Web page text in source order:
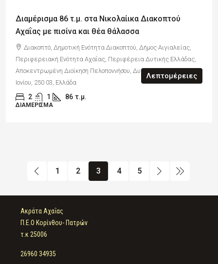
Διαμέρισμα 86 τ.μ. στα Νικολαίικα Διακοπτού
Αχαΐας με πισίνα και θέα θάλασσα
Διακοπτό, Δημοτική Ενότητα Διακοπτού, Δήμος Αιγιαλείας,
Περιφερειακή Ενότητα Αχαΐας, Περιφέρεια Δυτικής Ελλάδας,
Αποκεντρωμένη Διοίκηση Πελοποννήσου, Δυτικής Ελλάδας και
Ιονίου, 250 03, Ελλάδα
2 1 86 τ.μ.
ΔΙΑΜΈΡΙΣΜΑ
Λεπτομέρειες
1 2 3 4 5
Ακράτα Αχαΐας
Π.Ε.Ο Κορίνθου- Πατρών
τ.κ 25006
26960 34935